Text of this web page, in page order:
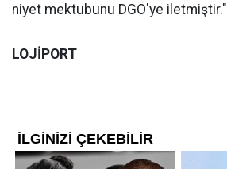
niyet mektubunu DGÖ'ye iletmiştir."
LOJİPORT